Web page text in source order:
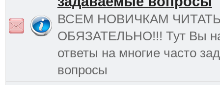
ВСЕМ НОВИЧКАМ
ОБЯЗАТЕЛЬНО!!! Тут Вы
ответы на многие часто
вопросы